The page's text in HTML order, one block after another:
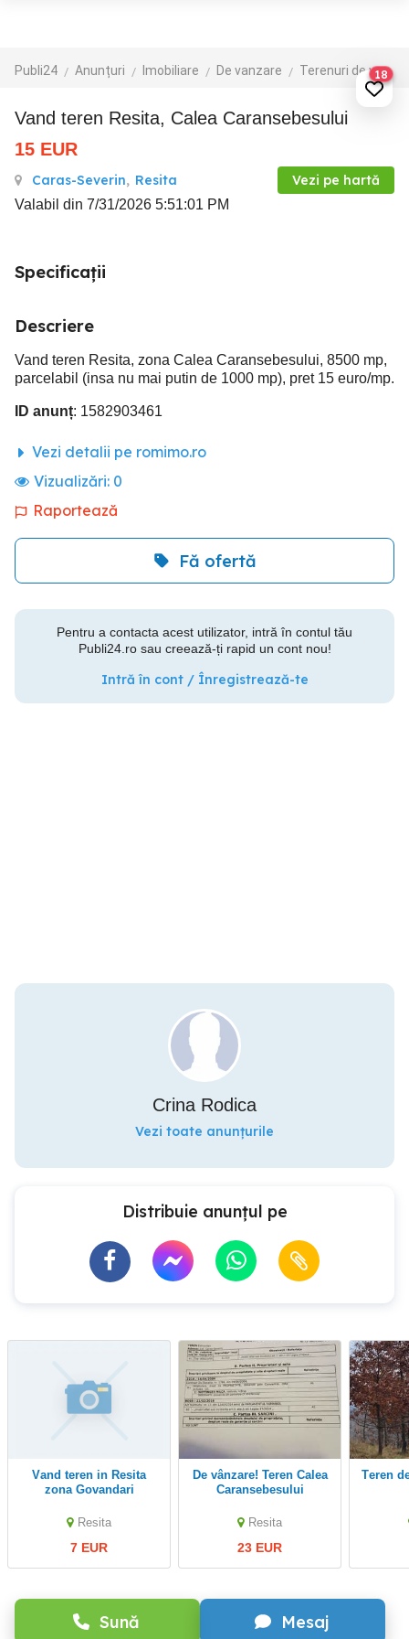
Publi24 Anunțuri Imobiliare De vanzare Terenuri de vanzare18
Vand teren Resita, Calea Caransebesului
15 EUR
Caras-Severin, Resita Vezi pe hartă
Valabil din 7/31/2026 5:51:01 PM
Specificații
Descriere
Vand teren Resita, zona Calea Caransebesului, 8500 mp,
parcelabil (insa nu mai putin de 1000 mp), pret 15 euro/mp.
ID anunț: 1582903461
Vezi detalii pe romimo.ro
Vizualizări: 0
Raportează
Fă ofertă
Pentru a contacta acest utilizator, intră în contul tău
Publi24.ro sau creează-ți rapid un cont nou!
Intră în cont / Înregistrează-te
Sună Mesaj
Crina Rodica
Vezi toate anunțurile
Distribuie anunțul pe
Vand teren in Resita
zona Govandari
Resita
7 EUR
De vânzare! Teren Calea
Caransebesului
Resita
23 EUR
Teren